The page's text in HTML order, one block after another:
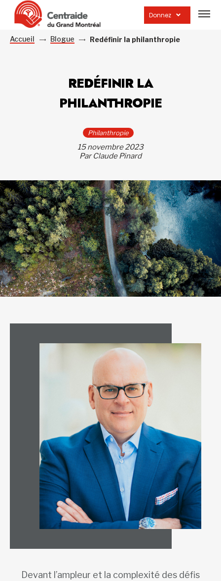
Donnez
la
Accueil Blogue Redéfinir la philanthropie
REDÉFINIR LA
PHILANTHROPIE
Philanthropie
15 novembre 2023
Par Claude Pinard
Devant l’ampleur et la complexité des défis